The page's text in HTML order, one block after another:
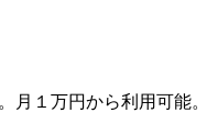
月１万円から利用可能。